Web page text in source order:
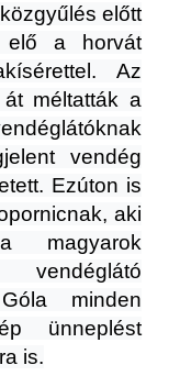
előtt
elő a horvát
Az
méltatták a
vendég
Ezúton is
aki
magyarok
minden
ünneplést
is.